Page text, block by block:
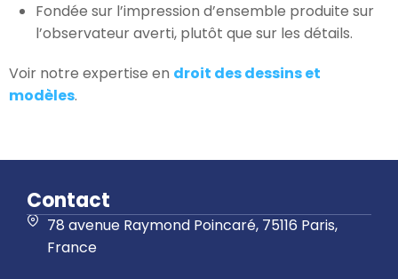
Fondée sur l’impression d’ensemble produite sur
l’observateur averti, plutôt que sur les détails.
Voir notre expertise en droit des dessins et
modèles.
Contact
78 avenue Raymond Poincaré, 75116 Paris,
France